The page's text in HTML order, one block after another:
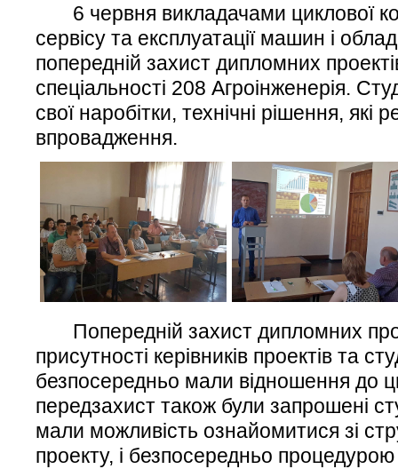
6 червня викладачами циклової
сервісу та експлуатації машин і
попередній захист дипломних
спеціальності 208 Агроінженерія.
свої наробітки, технічні рішення, які
впровадження.
Попередній захист дипломних
присутності керівників проектів та
безпосередньо мали відношення до
передзахист також були запрошені
мали можливість ознайомитися зі
проекту, і безпосередньо процедурою